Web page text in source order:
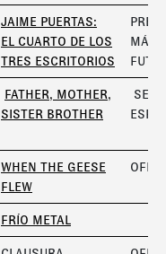
JAIME PUERTAS:
EL CUARTO DE LOS
TRES ESCRITORIOS
FATHER, MOTHER,
SISTER BROTHER
WHEN THE GEESE
FLEW
FRÍO METAL